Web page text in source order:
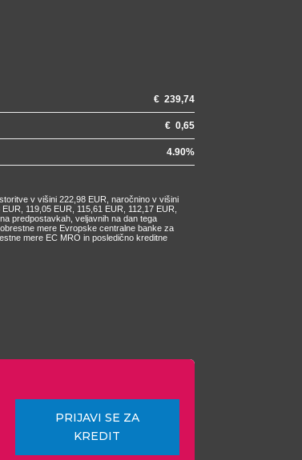
€ 239,74
€ 0,65
4.90%
v višini 222,98 EUR, naročnino v višini
119,05 EUR, 115,61 EUR, 112,17 EUR,
predpostavkah, veljavnih na dan tega
mere Evropske centralne banke za
mere EC MRO in posledično kreditne
PRIJAVI SE ZA
KREDIT